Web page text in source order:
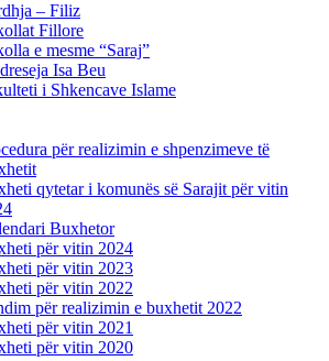
– Filiz
Fillore
e mesme “Saraj”
Isa Beu
i Shkencave Islame
për realizimin e shpenzimeve të
qytetar i komunës së Sarajit për vitin
Buxhetor
për vitin 2024
për vitin 2023
për vitin 2022
për realizimin e buxhetit 2022
për vitin 2021
për vitin 2020